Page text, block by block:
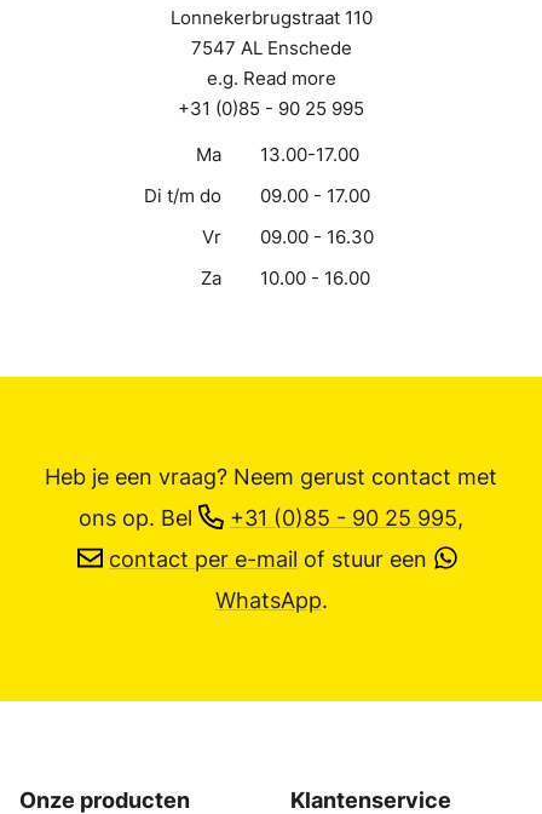
Lonnekerbrugstraat 110
7547 AL Enschede
e.g. Read more
+31 (0)85 - 90 25 995
Ma
13.00-17.00
Di t/m do
09.00 - 17.00
Vr
09.00 - 16.30
Za
10.00 - 16.00
Heb je een vraag? Neem gerust contact met
ons op. Bel +31 (0)85 - 90 25 995,
contact per e-mail of stuur een
WhatsApp.
Onze producten Klantenservice